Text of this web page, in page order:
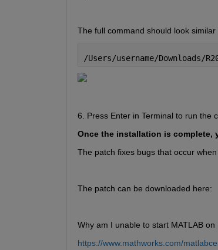
​The full command should look similar
/Users/username/Downloads/
6. Press Enter in Terminal to run the
Once the installation is complete,
The patch fixes bugs that occur
The patch can be downloaded here:
Why am I unable to start MATLAB
https://www.mathworks.com/